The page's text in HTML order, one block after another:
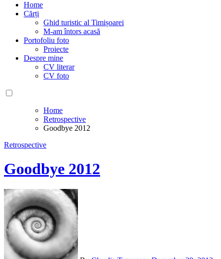
Home
Cărți
Ghid turistic al Timișoarei
M-am întors acasă
Portofoliu foto
Proiecte
Despre mine
CV literar
CV foto
Home
Retrospective
Goodbye 2012
Retrospective
Goodbye 2012